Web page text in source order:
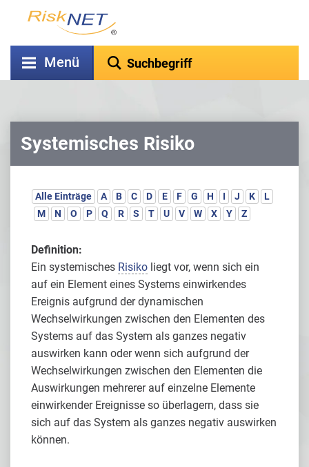
Menü
Systemisches Risiko
Alle Einträge A B C D E F G H I J K
L
M
N O P Q R S T U V W X Y Z
Definition:
Ein systemisches Risiko liegt vor, wenn sich ein
auf ein Element eines Systems einwirkendes
Ereignis aufgrund der dynamischen
Wechselwirkungen zwischen den Elementen des
Systems auf das System als ganzes negativ
auswirken kann oder wenn sich aufgrund der
Wechselwirkungen zwischen den Elementen die
Auswirkungen mehrerer auf einzelne Elemente
einwirkender Ereignisse so überlagern, dass sie
sich auf das System als ganzes negativ auswirken
können.